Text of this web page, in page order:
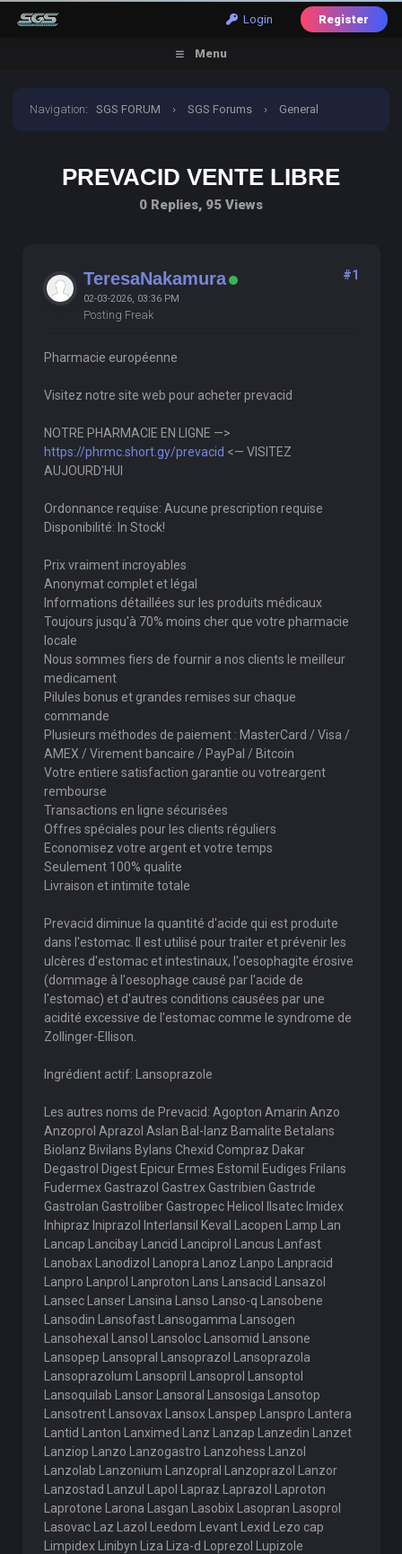
Login Register
Menu
Navigation:SGS FORUM › SGS Forums › General
PREVACID VENTE LIBRE
0 Replies, 95 Views
TeresaNakamura
02-03-2026, 03:36 PM
Posting Freak
#1
Pharmacie européenne
Visitez notre site web pour acheter prevacid
NOTRE PHARMACIE EN LIGNE —>
https://phrmc.short.gy/prevacid <— VISITEZ
AUJOURD'HUI
Ordonnance requise: Aucune prescription requise
Disponibilité: In Stock!
Prix vraiment incroyables
Anonymat complet et légal
Informations détaillées sur les produits médicaux
Toujours jusqu'à 70% moins cher que votre pharmacie
locale
Nous sommes fiers de fournir a nos clients le meilleur
medicament
Pilules bonus et grandes remises sur chaque
commande
Plusieurs méthodes de paiement : MasterCard / Visa /
AMEX / Virement bancaire / PayPal / Bitcoin
Votre entiere satisfaction garantie ou votreargent
rembourse
Transactions en ligne sécurisées
Offres spéciales pour les clients réguliers
Economisez votre argent et votre temps
Seulement 100% qualite
Livraison et intimite totale
Prevacid diminue la quantité d'acide qui est produite
dans l'estomac. Il est utilisé pour traiter et prévenir les
ulcères d'estomac et intestinaux, l'oesophagite érosive
(dommage à l'oesophage causé par l'acide de
l'estomac) et d'autres conditions causées par une
acidité excessive de l'estomac comme le syndrome de
Zollinger-Ellison.
Ingrédient actif: Lansoprazole
Les autres noms de Prevacid: Agopton Amarin Anzo
Anzoprol Aprazol Aslan Bal-lanz Bamalite Betalans
Biolanz Bivilans Bylans Chexid Compraz Dakar
Degastrol Digest Epicur Ermes Estomil Eudiges Frilans
Fudermex Gastrazol Gastrex Gastribien Gastride
Gastrolan Gastroliber Gastropec Helicol Ilsatec Imidex
Inhipraz Iniprazol Interlansil Keval Lacopen Lamp Lan
Lancap Lancibay Lancid Lanciprol Lancus Lanfast
Lanobax Lanodizol Lanopra Lanoz Lanpo Lanpracid
Lanpro Lanprol Lanproton Lans Lansacid Lansazol
Lansec Lanser Lansina Lanso Lanso-q Lansobene
Lansodin Lansofast Lansogamma Lansogen
Lansohexal Lansol Lansoloc Lansomid Lansone
Lansopep Lansopral Lansoprazol Lansoprazola
Lansoprazolum Lansopril Lansoprol Lansoptol
Lansoquilab Lansor Lansoral Lansosiga Lansotop
Lansotrent Lansovax Lansox Lanspep Lanspro Lantera
Lantid Lanton Lanximed Lanz Lanzap Lanzedin Lanzet
Lanziop Lanzo Lanzogastro Lanzohess Lanzol
Lanzolab Lanzonium Lanzopral Lanzoprazol Lanzor
Lanzostad Lanzul Lapol Lapraz Laprazol Laproton
Laprotone Larona Lasgan Lasobix Lasopran Lasoprol
Lasovac Laz Lazol Leedom Levant Lexid Lezo cap
Limpidex Linibyn Liza Liza-d Loprezol Lupizole